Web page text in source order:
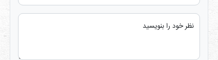
نظر خود را بنویسید